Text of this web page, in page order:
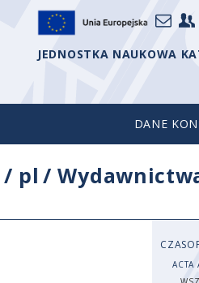
JEDNOSTKA NAUKOWA
DANE
/ pl /
ACTA